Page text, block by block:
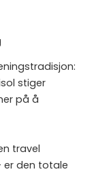
stiger
på å
travel
er den totale